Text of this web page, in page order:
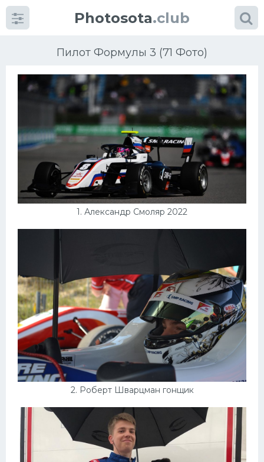
Photosota.club
Пилот Формулы 3 (71 Фото)
1. Александр Смоляр 2022
2. Роберт Шварцман гонщик
Категории Фото
Много картинок...
Футбол
Конькобежный спорт
Тренажеры
Интерьеры квартир